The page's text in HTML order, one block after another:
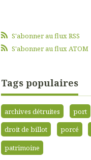
S'abonner au flux RSS
S'abonner au flux ATOM
Tags populaires
archives détruites port
droit de billot
porcé
patrimoine